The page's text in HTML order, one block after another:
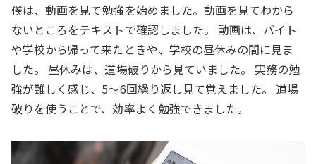
僕は、動画を見て勉強を始めました。動画を見てわから
ないところをテキストで確認しました。 動画は、バイト
や学校から帰って来たときや、学校の昼休みの間に見ま
した。 昼休みは、道場破りから見ていました。 実務の勉
強が難しく感じ、5～6回繰り返し見て覚えました。 道場
破りを使うことで、効率よく勉強できました。